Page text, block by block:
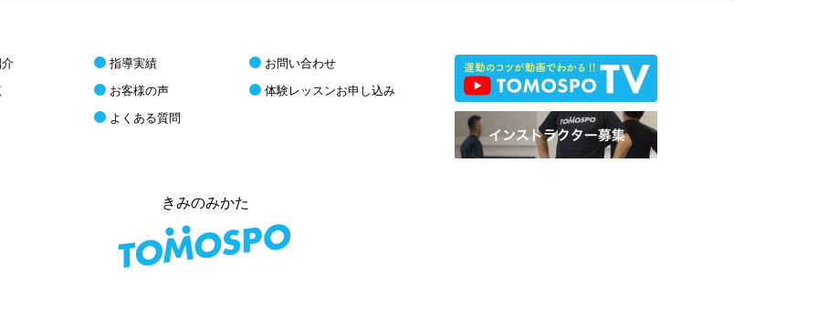
指導実績
お客様の声
よくある質問
お問い合わせ
体験レッスンお申し込み